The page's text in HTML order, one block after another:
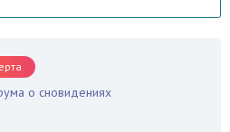
о сновидениях